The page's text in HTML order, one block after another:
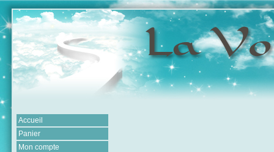
Accueil
Panier
Mon compte